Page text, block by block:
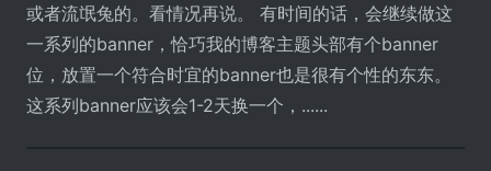
或者流氓兔的。看情况再说。 有时间的话，会继续做这
一系列的banner，恰巧我的博客主题头部有个banner
位，放置一个符合时宜的banner也是很有个性的东东。
这系列banner应该会1-2天换一个，......